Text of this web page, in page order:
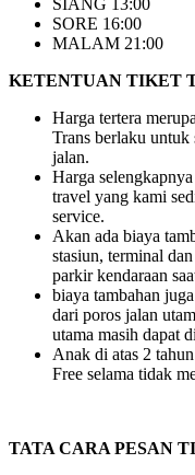
SIANG 13:00
SORE 16:00
MALAM 21:00
KETENTUAN TIKET
Harga tertera
Trans berlaku untuk
jalan.
Harga
travel yang kami
service.
Akan ada biaya
stasiun, terminal
parkir kendaraan
biaya tambahan
dari poros jalan
utama masih dapat
Anak di atas 2
Free selama tidak
TATA CARA PESAN